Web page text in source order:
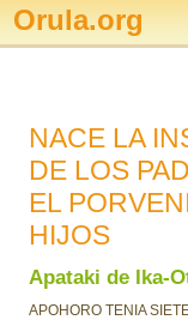
Orula.org
NACE LA
DE LOS
EL
HIJOS
Apataki de Ika-
APOHORO TENIA